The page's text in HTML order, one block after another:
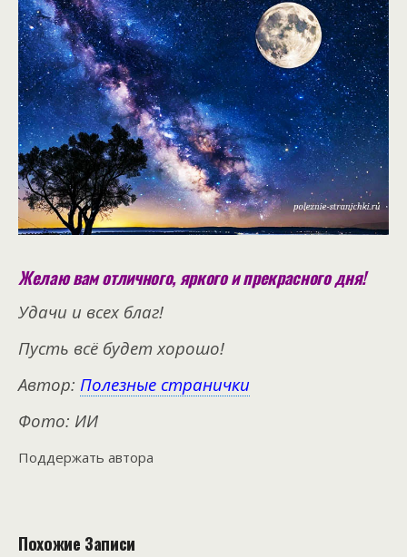
Желаю вам отличного, яркого и прекрасного дня!
Удачи и всех благ!
Пусть всё будет хорошо!
Автор: Полезные странички
Фото: ИИ
Поддержать автора
Похожие Записи